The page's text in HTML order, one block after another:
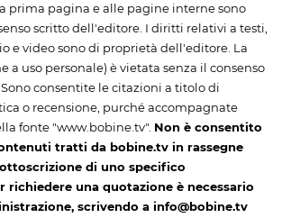
prima pagina e alle pagine interne sono
scritto dell'editore. I diritti relativi a testi,
e video sono di proprietà dell'editore. La
a uso personale) è vietata senza il consenso
consentite le citazioni a titolo di
o recensione, purché accompagnate
fonte "www.bobine.tv". Non è consentito
tratti da bobine.tv in rassegne
di uno specifico
richiedere una quotazione è necessario
scrivendo a info@bobine.tv